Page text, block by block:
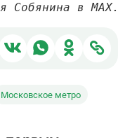
Собянина в МАХ.
Поделиться
в
Поделиться
Московское метро